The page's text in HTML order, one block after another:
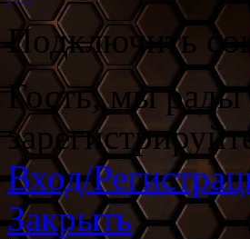
Подключить
Гость, мы рады
Вход/
Закрыть